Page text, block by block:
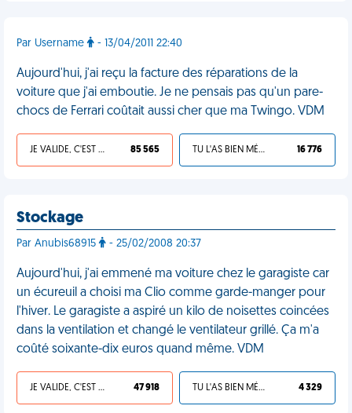
Par Username - 13/04/2011 22:40
Aujourd'hui, j'ai reçu la facture des réparations de la
voiture que j'ai emboutie. Je ne pensais pas qu'un pare-
chocs de Ferrari coûtait aussi cher que ma Twingo. VDM
JE VALIDE, C'EST UNE VDM 85 565 TU L'AS BIEN MÉRITÉ 16 776
Stockage
Par Anubis68915 - 25/02/2008 20:37
Aujourd'hui, j'ai emmené ma voiture chez le garagiste car
un écureuil a choisi ma Clio comme garde-manger pour
l'hiver. Le garagiste a aspiré un kilo de noisettes coincées
dans la ventilation et changé le ventilateur grillé. Ça m'a
coûté soixante-dix euros quand même. VDM
JE VALIDE, C'EST UNE VDM 47 918 TU L'AS BIEN MÉRITÉ 4 329